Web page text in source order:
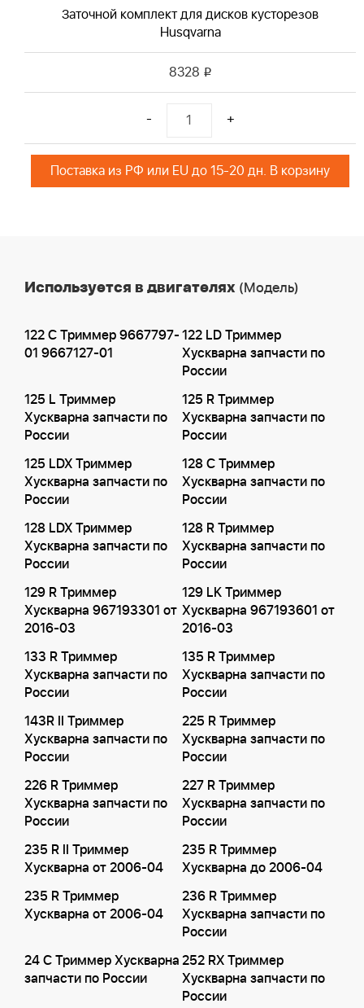
Заточной комплект для дисков кусторезов
Husqvarna
8328 i
- +
Поставка из РФ или EU до 15-20 дн. В корзину
Используется в двигателях (Модель)
122 C Триммер 9667797-
01 9667127-01
122 LD Триммер
Хускварна запчасти по
России
125 L Триммер
Хускварна запчасти по
России
125 R Триммер
Хускварна запчасти по
России
125 LDX Триммер
Хускварна запчасти по
России
128 C Триммер
Хускварна запчасти по
России
128 LDX Триммер
Хускварна запчасти по
России
128 R Триммер
Хускварна запчасти по
России
129 R Триммер
Хускварна 967193301 от
2016-03
129 LK Триммер
Хускварна 967193601 от
2016-03
133 R Триммер
Хускварна запчасти по
России
135 R Триммер
Хускварна запчасти по
России
143R II Триммер
Хускварна запчасти по
России
225 R Триммер
Хускварна запчасти по
России
226 R Триммер
Хускварна запчасти по
России
227 R Триммер
Хускварна запчасти по
России
235 R II Триммер
Хускварна от 2006-04
235 R Триммер
Хускварна до 2006-04
235 R Триммер
Хускварна от 2006-04
236 R Триммер
Хускварна запчасти по
России
24 C Триммер Хускварна
запчасти по России
252 RX Триммер
Хускварна запчасти по
России